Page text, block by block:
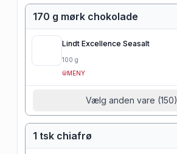
170 g mørk chokolade
Lindt Excellence Seasalt
100 g
MENY
Vælg anden vare (150)
1 tsk chiafrø